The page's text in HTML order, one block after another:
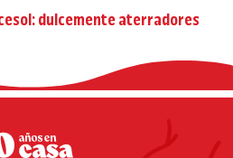
dulcemente aterradores
pequeños fantasmas dulces
peques o sorprender en una